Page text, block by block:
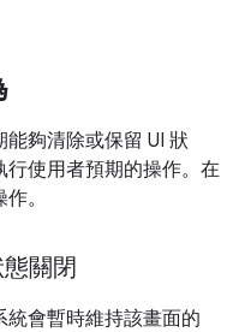
夠清除或保留 UI 狀
使用者預期的操作。在
。
關閉
會暫時維持該畫面的